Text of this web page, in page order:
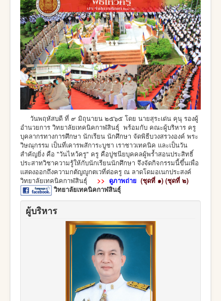
วันพฤหัสบดี ที่ ๙ มิถุนายน ๒๕๖๕ โดย นายสุระเด่น คุนุ รองผู้
อำนวยการ วิทยาลัยเทคนิคกาฬสินธุ์ พร้อมกับ คณะผู้บริหาร ครู
บุคลากรทางการศึกษา นักเรียน นักศึกษา จัดพิธีบวงสรวงองค์ พระ
วิษณุกรรม เป็นที่เคารพสัการะบูชา เราชาวเทคนิค และเป็นวัน
สำคัญยิ่ง คือ "วันไหว้ครู" ครู คือปูชนียบุคคลผู้พร้ำสอนประสิทธิ์
ประสาทวิชาความรู้ให้กับนักเรียนนักศึกษา จึงจัดกิจกรรมนี้ขึ้นเพื่อ
แสดงออกถึงความกตัญญูกตเวที่ต่อครู ณ ลาดโดมอเนกประสงค์
วิทยาลัยเทคนิคกาฬสินธุ์ >> ดูภาพถ่าย (ชุดที่ ๑) (ชุดที่ ๒)
วิทยาลัยเทคนิคกาฬสินธุ์
ผู้บริหาร